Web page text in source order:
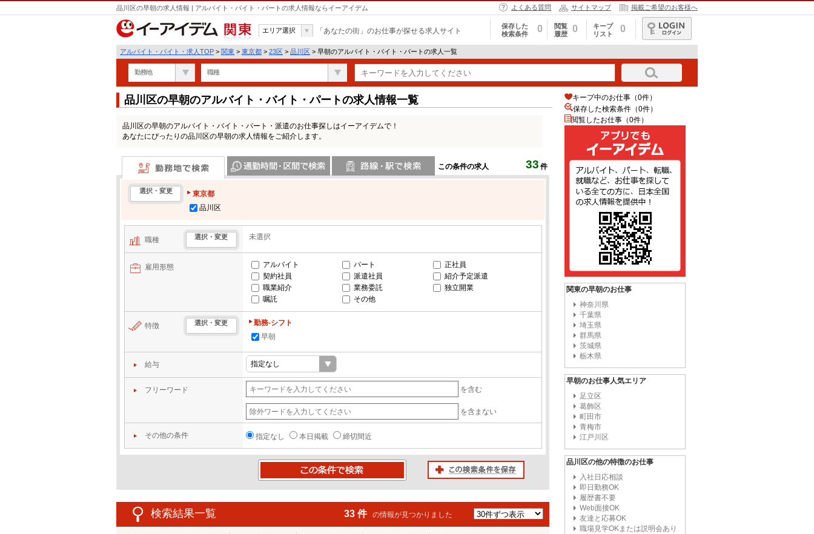
品川区の早朝の求人情報 | アルバイト・バイト・パートの求人情報ならイーアイデム よくある質問 サイトマップ 掲載ご希望のお客様へ
関東
エリア選択 「あなたの街」のお仕事が探せる求人サイト
保存した
検索条件
0
閲覧
履歴
0
キープ
リスト
0
ログイン
アルバイト・バイト・求人TOP > 関東 > 東京都 > 23区 > 品川区 > 早朝のアルバイト・バイト・パートの求人一覧
勤務地 職種
品川区の早朝のアルバイト・バイト・パートの求人情報一覧
品川区の早朝のアルバイト・バイト・パート・派遣のお仕事探しはイーアイデムで！
あなたにぴったりの品川区の早朝の求人情報をご紹介します。
この条件の求人 33 件
勤務地で検索
選択・変更
東京都
品川区
職種 選択・変更 未選択
雇用形態 アルバイト パート
正社員
契約社員
派遣社員
紹介予定派遣
職業紹介
業務委託
独立開業
嘱託
その他
特徴 選択・変更
勤務-シフト
早朝
給与
フリーワード を含む
を含まない
その他の条件 指定なし 本日掲載 締切間近
検索結果一覧 33 件 の情報が見つかりました
キープ中のお仕事（0件）
保存した検索条件（0件）
閲覧したお仕事（0件）
関東の早朝のお仕事
神奈川県
千葉県
埼玉県
群馬県
茨城県
栃木県
早朝のお仕事人気エリア
足立区
葛飾区
町田市
青梅市
江戸川区
品川区の他の特徴のお仕事
入社日応相談
即日勤務OK
履歴書不要
Web面接OK
友達と応募OK
職場見学OKまたは説明会あり